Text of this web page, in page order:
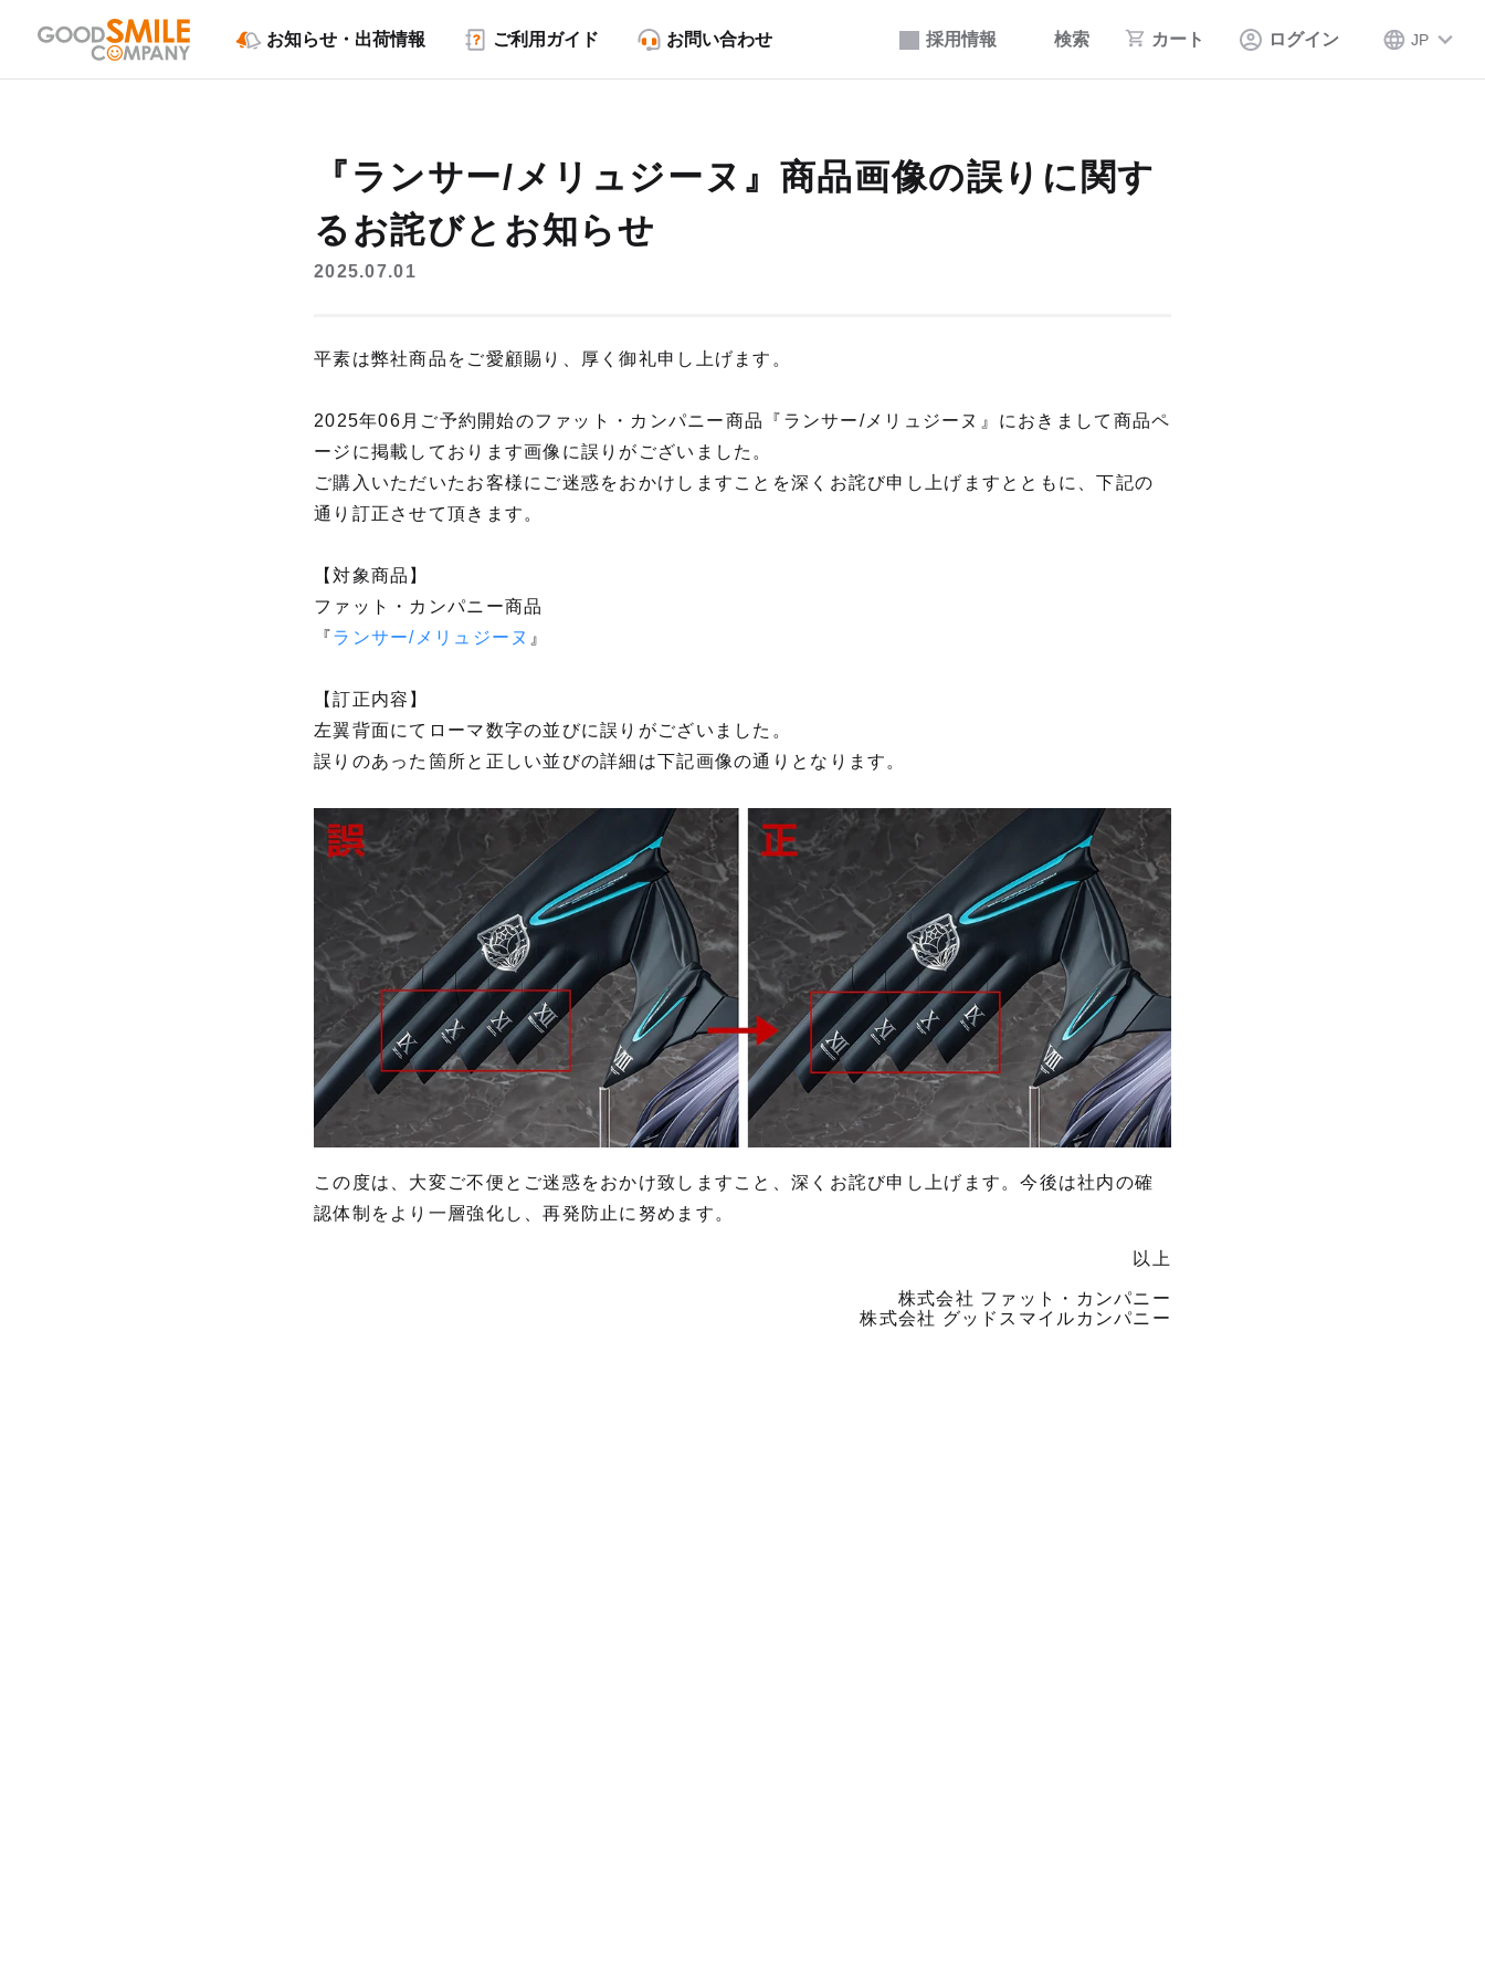
採用情報 検索 カート ログイン JP
お知らせ・出荷情報 ご利用ガイド お問い合わせ
『ランサー/メリュジーヌ』商品画像の誤りに関す
るお詫びとお知らせ
2025.07.01
平素は弊社商品をご愛顧賜り、厚く御礼申し上げます。
2025年06月ご予約開始のファット・カンパニー商品『ランサー/メリュジーヌ』におきまして商品ペ
ージに掲載しております画像に誤りがございました。
ご購入いただいたお客様にご迷惑をおかけしますことを深くお詫び申し上げますとともに、下記の
通り訂正させて頂きます。
【対象商品】
ファット・カンパニー商品
『ランサー/メリュジーヌ 』
【訂正内容】
左翼背面にてローマ数字の並びに誤りがございました。
誤りのあった箇所と正しい並びの詳細は下記画像の通りとなります。
この度は、大変ご不便とご迷惑をおかけ致しますこと、深くお詫び申し上げます。今後は社内の確
認体制をより一層強化し、再発防止に努めます。
以上
株式会社 ファット・カンパニー
株式会社 グッドスマイルカンパニー